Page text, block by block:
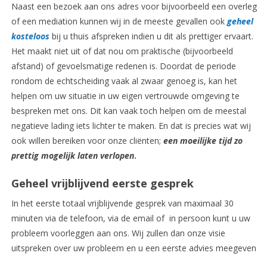
Naast een bezoek aan ons adres voor bijvoorbeeld een overleg
of een mediation kunnen wij in de meeste gevallen ookgeheel
kosteloos bij u thuis afspreken indien u dit als prettiger ervaart.
Het maakt niet uit of dat nou om praktische (bijvoorbeeld
afstand) of gevoelsmatige redenen is. Doordat de periode
rondom de echtscheiding vaak al zwaar genoeg is, kan het
helpen om uw situatie in uw eigen vertrouwde omgeving te
bespreken met ons. Dit kan vaak toch helpen om de meestal
negatieve lading iets lichter te maken. En dat is precies wat wij
ook willen bereiken voor onze cliënten; een moeilijke tijd zo
prettig mogelijk laten verlopen.
Geheel vrijblijvend eerste gesprek
In het eerste totaal vrijblijvende gesprek van maximaal 30
minuten via de telefoon, via de email of in persoon kunt u uw
probleem voorleggen aan ons. Wij zullen dan onze visie
uitspreken over uw probleem en u een eerste advies meegeven